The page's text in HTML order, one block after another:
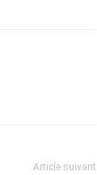
Article suivant